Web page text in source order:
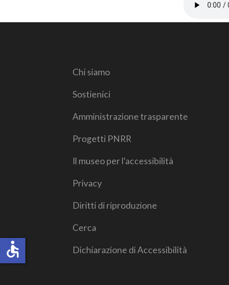
Chi siamo
Sostienici
Amministrazione trasparente
Progetti PNRR
Il museo per l'accessibilità
Privacy
Diritti di riproduzione
Cerca
Dichiarazione di Accessibilità
accessible